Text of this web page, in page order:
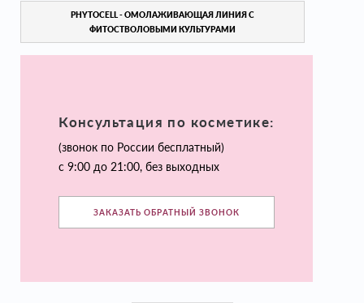
PHYTOCELL - ОМОЛАЖИВАЮЩАЯ ЛИНИЯ С
ФИТОСТВОЛОВЫМИ КУЛЬТУРАМИ
Консультация по косметике:
(звонок по России бесплатный)
с 9:00 до 21:00, без выходных
ЗАКАЗАТЬ ОБРАТНЫЙ ЗВОНОК